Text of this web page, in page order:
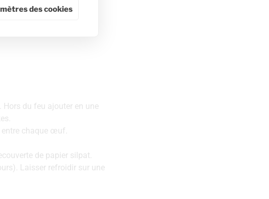
‌Hors‌ ‌du‌ ‌feu‌ ‌ajouter‌ ‌en‌ ‌une‌
‌chaque‌ ‌œuf.‌
‌de‌ ‌papier‌ ‌silpat.‌
‌Laisser‌ ‌refroidir‌ ‌sur‌ ‌une‌
des cookies